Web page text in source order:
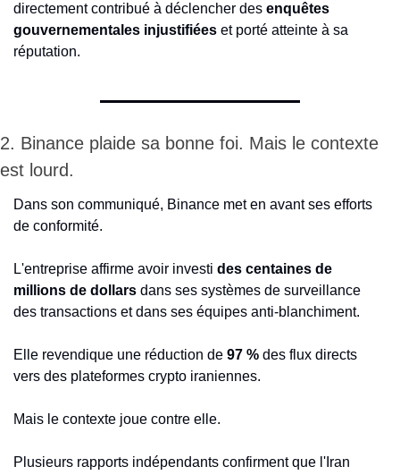
directement contribué à déclencher des enquêtes
gouvernementales injustifiées et porté atteinte à sa
réputation.
2. Binance plaide sa bonne foi. Mais le contexte
est lourd.
Dans son communiqué, Binance met en avant ses efforts
de conformité.
L'entreprise affirme avoir investi des centaines de
millions de dollars dans ses systèmes de surveillance
des transactions et dans ses équipes anti-blanchiment.
Elle revendique une réduction de 97 % des flux directs
vers des plateformes crypto iraniennes.
Mais le contexte joue contre elle.
Plusieurs rapports indépendants confirment que l'Iran